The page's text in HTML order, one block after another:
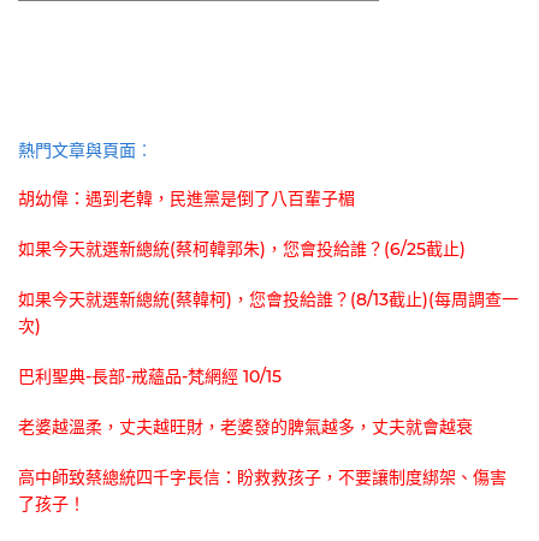
熱門文章與頁面︰
胡幼偉：遇到老韓，民進黨是倒了八百輩子楣
如果今天就選新總統(蔡柯韓郭朱)，您會投給誰？(6/25截止)
如果今天就選新總統(蔡韓柯)，您會投給誰？(8/13截止)(每周調查一
次)
巴利聖典-長部-戒蘊品-梵網經 10/15
老婆越溫柔，丈夫越旺財，老婆發的脾氣越多，丈夫就會越衰
高中師致蔡總統四千字長信：盼救救孩子，不要讓制度綁架、傷害
了孩子！